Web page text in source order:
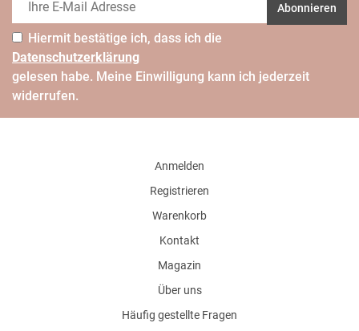
Abonnieren
Hiermit bestätige ich, dass ich die
Daten­schutz­erklärung
gelesen habe. Meine Einwilligung kann ich jederzeit
widerrufen.
Anmelden
Registrieren
Warenkorb
Kontakt
Magazin
Über uns
Häufig gestellte Fragen